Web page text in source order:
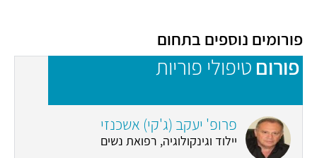
פורומים נוספים בתחום
פורום טיפולי פוריות
פרופ' יעקב (ג'קי) אשכנזי
יילוד וגינקולוגיה, רפואת נשים